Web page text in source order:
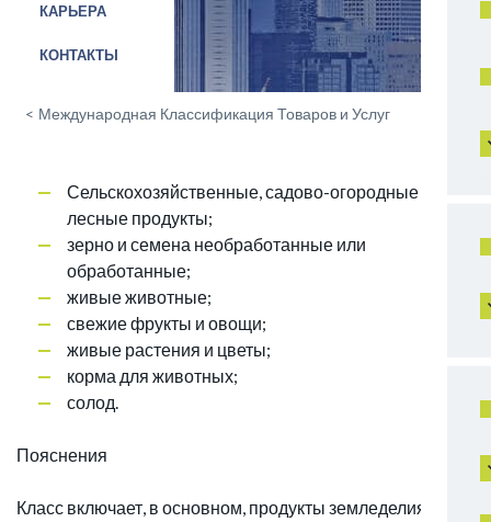
КАРЬЕРА
КОНТАКТЫ
< Международная Классификация Товаров и Услуг
Сельскохозяйственные, садово-огородные и
лесные продукты;
зерно и семена необработанные или
обработанные;
живые животные;
свежие фрукты и овощи;
живые растения и цветы;
корма для животных;
солод.
Пояснения
Класс включает, в основном, продукты земледелия и